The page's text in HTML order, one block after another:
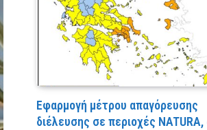
Εφαρμογή μέτρου απαγόρευσης
διέλευσης σε περιοχές NATURA,